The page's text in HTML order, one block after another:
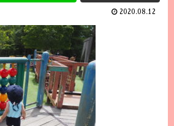
2020.08.12